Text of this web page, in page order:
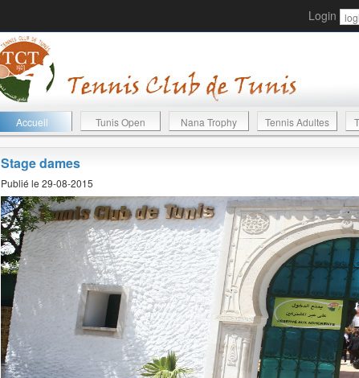
Login
Accueil Tunis Open Nana Trophy Tennis Adultes
Stage dames
Publié le 29-08-2015